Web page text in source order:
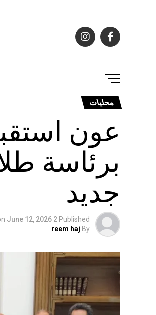
محليات
عون
برئاسة
جديد
Published
2 months ago
June 12, 2026
By
reem haj